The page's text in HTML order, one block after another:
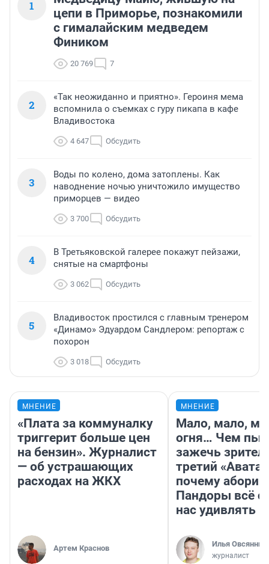
1
цепи в Приморье, познакомили
с гималайским медведем
Фиником
20 769 7
2
«Так неожиданно и приятно». Героиня мема
вспомнила о съемках с гуру пикапа в кафе
Владивостока
4 647 Обсудить
3
Воды по колено, дома затоплены. Как
наводнение ночью уничтожило имущество
приморцев — видео
3 700 Обсудить
4
В Третьяковской галерее покажут пейзажи,
снятые на смартфоны
3 062 Обсудить
5
Владивосток простился с главным тренером
«Динамо» Эдуардом Сандлером: репортаж с
похорон
3 018 Обсудить
МНЕНИЕ
«Плата за коммуналку
триггерит больше цен
на бензин». Журналист
— об устрашающих
расходах на ЖКХ
Артем Краснов
МНЕНИЕ
Мало, мало,
огня… Чем
зажечь
третий
почему
Пандоры всё
нас удивлять
Илья
журналист